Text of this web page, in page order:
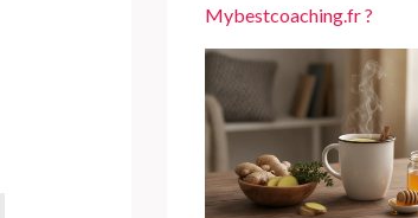
Mybestcoaching.fr ?